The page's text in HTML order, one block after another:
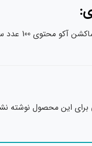
عدد سر ساکشن یکبار مصرف می باشد
این محصول نوشته